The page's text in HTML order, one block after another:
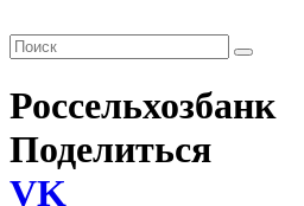
Россельхозбанк
Поделиться
VK